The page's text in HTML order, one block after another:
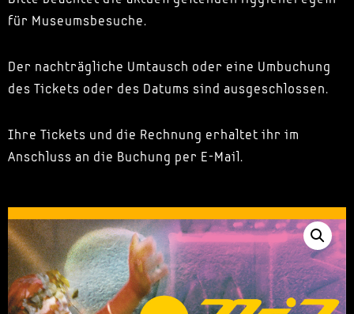
für Museumsbesuche.
Der nachträgliche Umtausch oder eine Umbuchung
des Tickets oder des Datums sind ausgeschlossen.
Ihre Tickets und die Rechnung erhaltet ihr im
Anschluss an die Buchung per E-Mail.